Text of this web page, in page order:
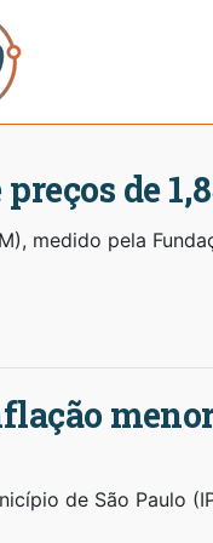
de
medido pela
de São Paulo